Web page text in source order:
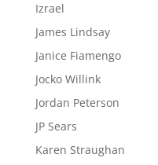
Izrael
James Lindsay
Janice Fiamengo
Jocko Willink
Jordan Peterson
JP Sears
Karen Straughan